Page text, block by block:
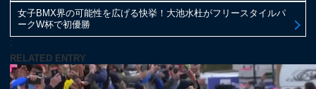
女子BMX界の可能性を広げる快挙！大池水杜がフリースタイルパ
ークW杯で初優勝
;
RELATED ENTRY